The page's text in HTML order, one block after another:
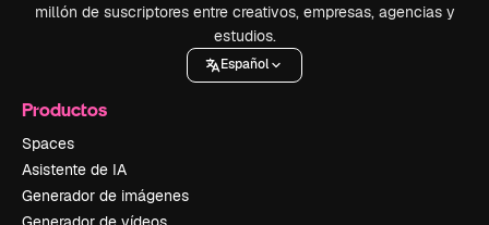
millón de suscriptores entre creativos, empresas, agencias y
estudios.
Español
Productos
Spaces
Asistente de IA
Generador de imágenes